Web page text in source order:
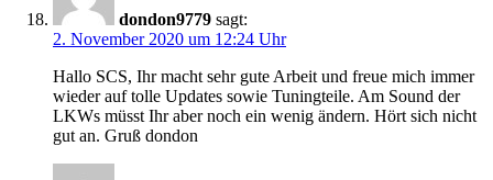
dondon9779 sagt:
2. November 2020 um 12:24 Uhr
Hallo SCS, Ihr macht sehr gute Arbeit und freue mich immer
wieder auf tolle Updates sowie Tuningteile. Am Sound der
LKWs müsst Ihr aber noch ein wenig ändern. Hört sich nicht
gut an. Gruß dondon